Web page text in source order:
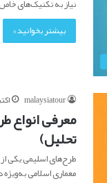
نیاز به تکنیک‌های
بیشتر بخوانید »
malaysiatour
معرفی انواع
تحلیل)
طرح‌های اسلیمی یکی
معماری اسلامی